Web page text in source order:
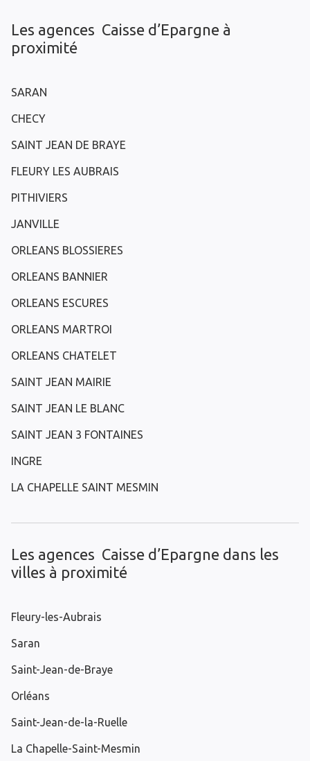
Les agences Caisse d’Epargne à
proximité
SARAN
CHECY
SAINT JEAN DE BRAYE
FLEURY LES AUBRAIS
PITHIVIERS
JANVILLE
ORLEANS BLOSSIERES
ORLEANS BANNIER
ORLEANS ESCURES
ORLEANS MARTROI
ORLEANS CHATELET
SAINT JEAN MAIRIE
SAINT JEAN LE BLANC
SAINT JEAN 3 FONTAINES
INGRE
LA CHAPELLE SAINT MESMIN
Les agences Caisse d’Epargne dans les
villes à proximité
Fleury-les-Aubrais
Saran
Saint-Jean-de-Braye
Orléans
Saint-Jean-de-la-Ruelle
La Chapelle-Saint-Mesmin